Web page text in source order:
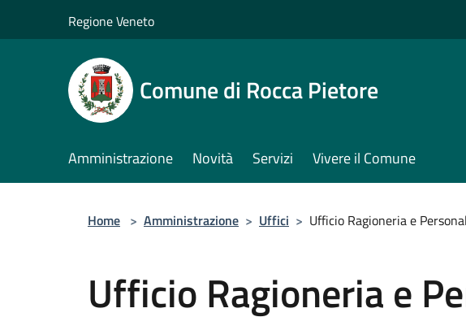
Regione Veneto
Comune di Rocca Pietore
Amministrazione Novità Servizi Vivere il Comune
Home > Amministrazione > Uffici > Ufficio Ragioneria e
Ufficio Ragioneria e